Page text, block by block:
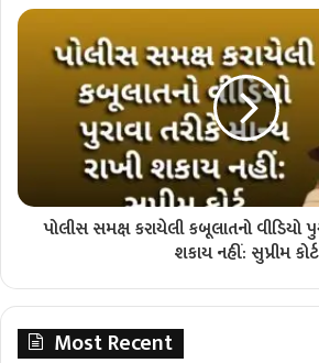
પોલીસ સમક્ષ કરાયેલી કબૂલાતનો વીડિયો
શકાય નહીં: સુપ્રીમ કોર્ટ
Most Recent